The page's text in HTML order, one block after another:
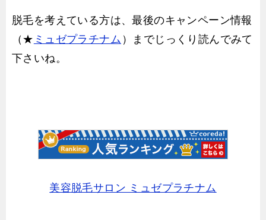
脱毛を考えている方は、最後のキャンペーン情報
（★ ミュゼプラチナム ）までじっくり読んでみて
下さいね。
美容脱毛サロン ミュゼプラチナム